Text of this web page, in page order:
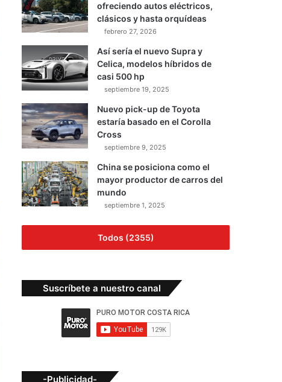
ofreciendo autos eléctricos,
clásicos y hasta orquídeas
febrero 27, 2026
Así sería el nuevo Supra y
Celica, modelos híbridos de
casi 500 hp
septiembre 19, 2025
Nuevo pick-up de Toyota
estaría basado en el Corolla
Cross
septiembre 9, 2025
China se posiciona como el
mayor productor de carros del
mundo
septiembre 1, 2025
Todos (2355)
Suscríbete a nuestro canal
-Publicidad-